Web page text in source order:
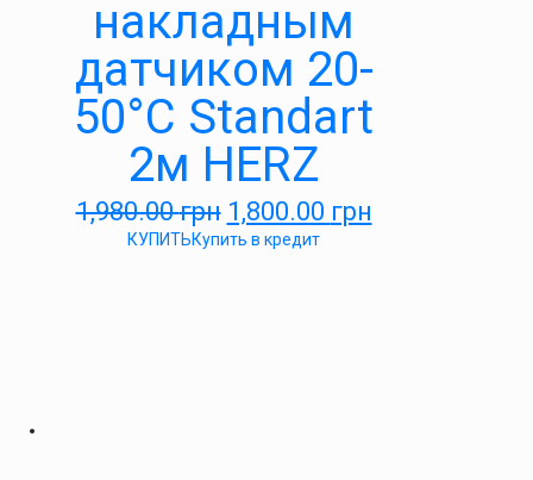
накладным
датчиком 20-
50°С Standart
2м HERZ
1,980.00грн 1,800.00 грн
КУПИТЬКупить в кредит